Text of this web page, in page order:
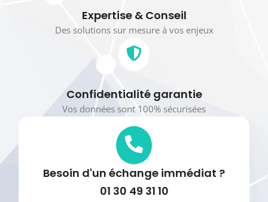
Expertise & Conseil
Des solutions sur mesure à vos enjeux
Confidentialité garantie
Vos données sont 100% sécurisées
Besoin d'un échange immédiat ?
01 30 49 31 10